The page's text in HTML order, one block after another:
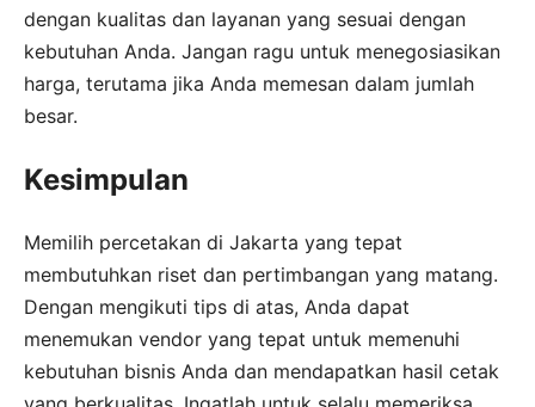
dengan kualitas dan layanan yang sesuai dengan
kebutuhan Anda. Jangan ragu untuk menegosiasikan
harga, terutama jika Anda memesan dalam jumlah
besar.
Kesimpulan
Memilih percetakan di Jakarta yang tepat
membutuhkan riset dan pertimbangan yang matang.
Dengan mengikuti tips di atas, Anda dapat
menemukan vendor yang tepat untuk memenuhi
kebutuhan bisnis Anda dan mendapatkan hasil cetak